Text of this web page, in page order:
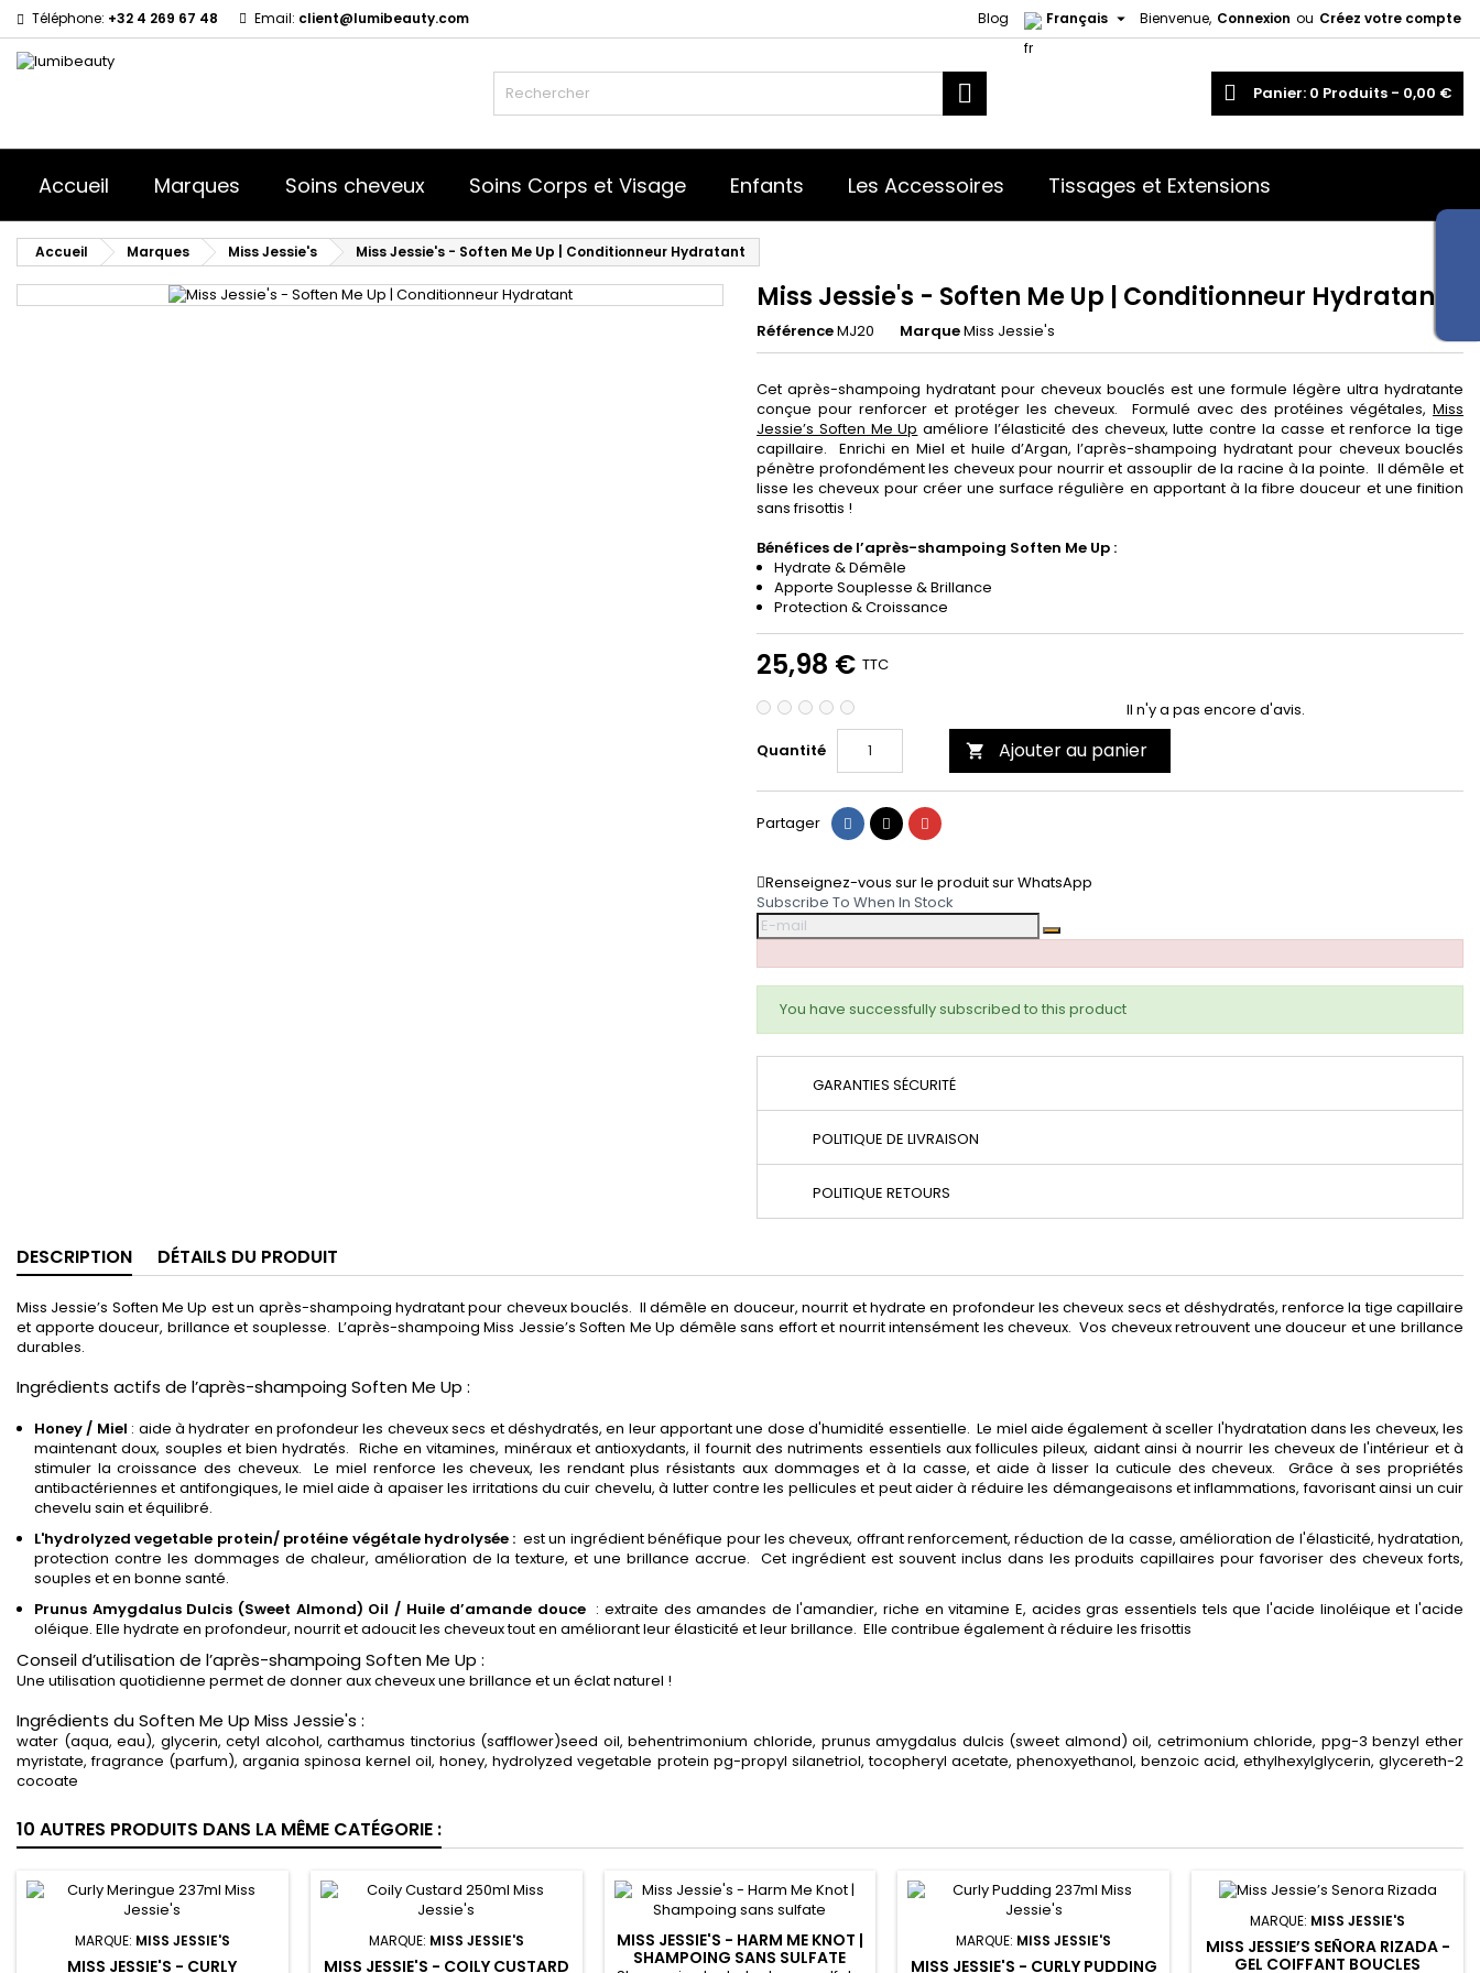
Téléphone: +32 4 269 67 48 Email: client@lumibeauty.com Bienvenue, Connexion ou Créez votre compte
Français 
Blog
Panier 0 Produits - 0,00 €
Accueil Marques Soins cheveux Soins Corps et Visage Enfants Les Accessoires Tissages et Extensions
Accueil Marques Miss Jessie's Miss Jessie's - Soften Me Up | Conditionneur Hydratant
Miss Jessie's - Soften Me Up | Conditionneur Hydratant
RéférenceMJ20 MarqueMiss Jessie's
Cet après-shampoing hydratant pour cheveux bouclés est une formule légère ultra hydratante
conçue pour renforcer et protéger les cheveux. Formulé avec des protéines végétales, Miss
Jessie’s Soften Me Up améliore l’élasticité des cheveux, lutte contre la casse et renforce la tige
capillaire. Enrichi en Miel et huile d’Argan, l’après-shampoing hydratant pour cheveux bouclés
pénètre profondément les cheveux pour nourrir et assouplir de la racine à la pointe. Il démêle et
lisse les cheveux pour créer une surface régulière en apportant à la fibre douceur et une finition
sans frisottis !
Bénéfices de l’après-shampoing Soften Me Up :
Hydrate & Démêle
Apporte Souplesse & Brillance
Protection & Croissance
25,98 € TTC
Il n'y a pas encore d'avis.
Quantité
 Ajouter au panier
Partager PartagerTweet Pinterest
Renseignez-vous sur le produit sur WhatsApp
Subscribe To When In Stock
You have successfully subscribed to this product
GARANTIES SÉCURITÉ
POLITIQUE DE LIVRAISON
POLITIQUE RETOURS
DESCRIPTION DÉTAILS DU PRODUIT
Miss Jessie’s Soften Me Up est un après-shampoing hydratant pour cheveux bouclés. Il démêle en douceur, nourrit et hydrate en profondeur les cheveux secs et déshydratés, renforce la tige capillaire
et apporte douceur, brillance et souplesse. L’après-shampoing Miss Jessie’s Soften Me Up démêle sans effort et nourrit intensément les cheveux. Vos cheveux retrouvent une douceur et une brillance
durables.
Ingrédients actifs de l’après-shampoing Soften Me Up :
Honey / Miel : aide à hydrater en profondeur les cheveux secs et déshydratés, en leur apportant une dose d'humidité essentielle. Le miel aide également à sceller l'hydratation dans les cheveux, les
maintenant doux, souples et bien hydratés. Riche en vitamines, minéraux et antioxydants, il fournit des nutriments essentiels aux follicules pileux, aidant ainsi à nourrir les cheveux de l'intérieur et à
stimuler la croissance des cheveux. Le miel renforce les cheveux, les rendant plus résistants aux dommages et à la casse, et aide à lisser la cuticule des cheveux. Grâce à ses propriétés
antibactériennes et antifongiques, le miel aide à apaiser les irritations du cuir chevelu, à lutter contre les pellicules et peut aider à réduire les démangeaisons et inflammations, favorisant ainsi un cuir
chevelu sain et équilibré.
L'hydrolyzed vegetable protein/ protéine végétale hydrolysée : est un ingrédient bénéfique pour les cheveux, offrant renforcement, réduction de la casse, amélioration de l'élasticité, hydratation,
protection contre les dommages de chaleur, amélioration de la texture, et une brillance accrue. Cet ingrédient est souvent inclus dans les produits capillaires pour favoriser des cheveux forts,
souples et en bonne santé.
Prunus Amygdalus Dulcis (Sweet Almond) Oil / Huile d’amande douce : extraite des amandes de l'amandier, riche en vitamine E, acides gras essentiels tels que l'acide linoléique et l'acide
oléique. Elle hydrate en profondeur, nourrit et adoucit les cheveux tout en améliorant leur élasticité et leur brillance. Elle contribue également à réduire les frisottis
Conseil d’utilisation de l’après-shampoing Soften Me Up :
Une utilisation quotidienne permet de donner aux cheveux une brillance et un éclat naturel !
Ingrédients du Soften Me Up Miss Jessie's :
water (aqua, eau), glycerin, cetyl alcohol, carthamus tinctorius (safflower)seed oil, behentrimonium chloride, prunus amygdalus dulcis (sweet almond) oil, cetrimonium chloride, ppg-3 benzyl ether
myristate, fragrance (parfum), argania spinosa kernel oil, honey, hydrolyzed vegetable protein pg-propyl silanetriol, tocopheryl acetate, phenoxyethanol, benzoic acid, ethylhexylglycerin, glycereth-2
cocoate
10 AUTRES PRODUITS DANS LA MÊME CATÉGORIE :
MARQUE: MISS JESSIE'S
MISS JESSIE'S - CURLY
MARQUE: MISS JESSIE'S
MISS JESSIE'S - COILY CUSTARD
MISS JESSIE'S - HARM ME KNOT |
SHAMPOING SANS SULFATE
MARQUE: MISS JESSIE'S
MISS JESSIE'S - CURLY PUDDING
MARQUE: MISS JESSIE'S
MISS JESSIE’S SEÑORA RIZADA -
GEL COIFFANT BOUCLES